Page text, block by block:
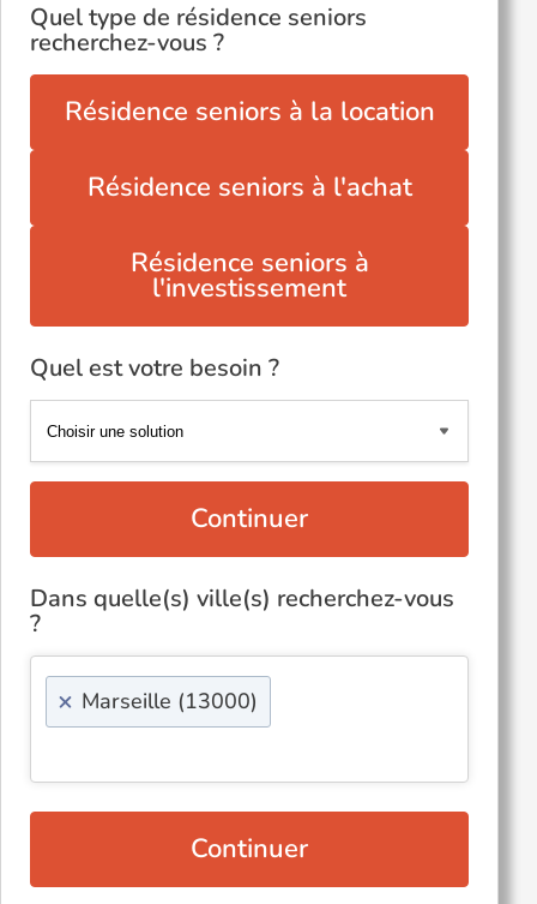
Quel type de résidence seniors
recherchez-vous ?
Résidence seniors à la location
Résidence seniors à l'achat
Résidence seniors à
l'investissement
Quel est votre besoin ?
Continuer
Dans quelle(s) ville(s) recherchez-vous
?
× Marseille (13000)
Continuer